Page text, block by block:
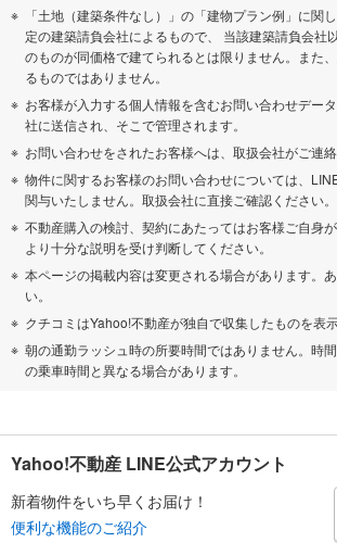
「土地（建築条件なし）」の「建物プラン例」に関
定の建築請負会社によるもので、 当該建築請負会社
のものが同価格で建てられるとは限りません。また
るものではありません。
お客様が入力する個人情報を含むお問い合わせデー
社に送信され、そこで管理されます。
お問い合わせをされたお客様へは、取扱会社がご連絡
物件に関するお客様のお問い合わせについては、
関与いたしません。取扱会社に直接ご確認ください。
不動産購入の検討、契約にあたってはお客様ご自身
より十分な説明を受け判断してください。
本ページの掲載内容は変更される場合があります。
い。
クチコミはYahoo!不動産が独自で収集したものを表示
朝の通勤ラッシュ時の所要時間ではありません。時
の乗車時間と異なる場合があります。
Yahoo!不動産 LINE公式アカウント
新着物件をいち早くお届け！
便利な機能のご紹介